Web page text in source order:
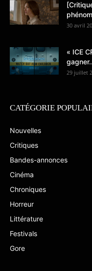
30 avril
« ICE
29 juillet
CATÉGORIE
Nouvelles
Critiques
Bandes-annonces
Cinéma
Chroniques
Horreur
Littérature
Festivals
Gore